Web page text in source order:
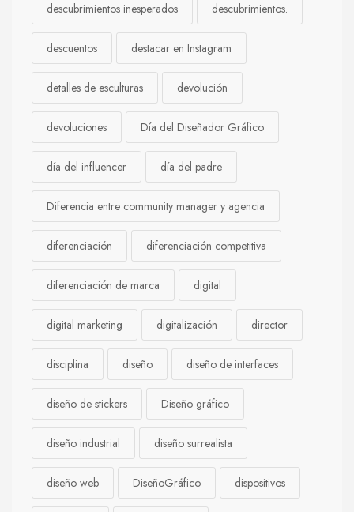
descubrimientos inesperados descubrimientos.
descuentos destacar en Instagram
detalles de esculturas devolución
devoluciones Día del Diseñador Gráfico
día del influencer día del padre
Diferencia entre community manager y agencia
diferenciación diferenciación competitiva
diferenciación de marca digital
digital marketing digitalización director
disciplina diseño diseño de interfaces
diseño de stickers Diseño gráfico
diseño industrial diseño surrealista
diseño web DiseñoGráfico dispositivos